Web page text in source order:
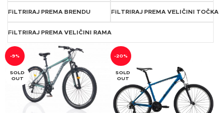
FILTRIRAJ PREMA BRENDU FILTRIRAJ PREMA VELIČINI TOČKA
FILTRIRAJ PREMA VELIČINI RAMA
-9%
SOLD
OUT
-20%
SOLD
OUT